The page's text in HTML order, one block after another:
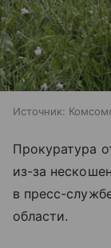
Источник:
Прокуратура
из-за
в пресс-
области.